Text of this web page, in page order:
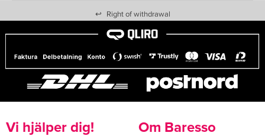
↩ Right of withdrawal
Vi hjälper dig! Om Baresso